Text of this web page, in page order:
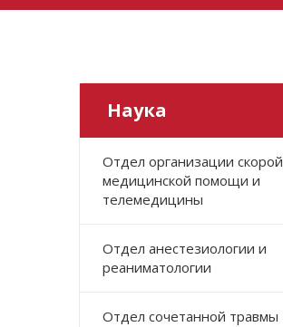
Наука
Отдел организации скорой
медицинской помощи и
телемедицины
Отдел анестезиологии и
реаниматологии
Отдел сочетанной травмы